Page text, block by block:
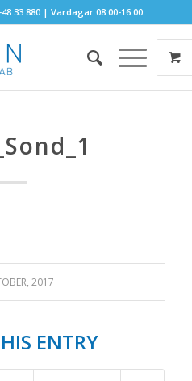
33 880 | Vardagar 08:00-16:00
2017
ENTRY